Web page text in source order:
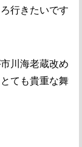
行きたいです
川海老蔵改め
ても貴重な舞